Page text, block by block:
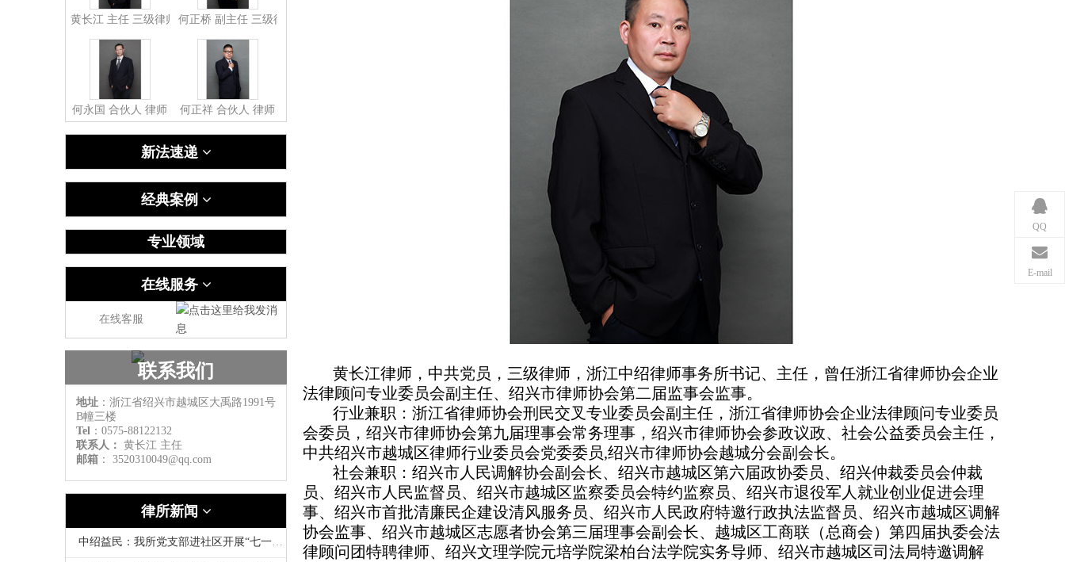
黄长江 主任 三级律师 何正桥 副主任 三级律师
何永国 合伙人 律师 何正祥 合伙人 律师
新法速递
经典案例
专业领域
在线服务
在线客服
联系我们
地址 ：浙江省绍兴市越城区大禹路1991号
B幢三楼
Tel ：0575-88122132
联系人： 黄长江 主任
邮箱 ： 3520310049@qq.com
律所新闻
中绍益民：我所党支部进社区开展“七一”慰问老党员活动
黄长江律师，中共党员，三级律师，浙江中绍律师事务所书记、主任，曾任浙江省律师协会企业
法律顾问专业委员会副主任、绍兴市律师协会第二届监事会监事。
行业兼职：浙江省律师协会刑民交叉专业委员会副主任，浙江省律师协会企业法律顾问专业委员
会委员，绍兴市律师协会第九届理事会常务理事，绍兴市律师协会参政议政、社会公益委员会主任，
中共绍兴市越城区律师行业委员会党委委员,绍兴市律师协会越城分会副会长。
社会兼职：绍兴市人民调解协会副会长、绍兴市越城区第六届政协委员、绍兴仲裁委员会仲裁
员、绍兴市人民监督员、绍兴市越城区监察委员会特约监察员、绍兴市退役军人就业创业促进会理
事、绍兴市首批清廉民企建设清风服务员、绍兴市人民政府特邀行政执法监督员、绍兴市越城区调解
协会监事、绍兴市越城区志愿者协会第三届理事会副会长、越城区工商联（总商会）第四届执委会法
律顾问团特聘律师、绍兴文理学院元培学院梁柏台法学院实务导师、绍兴市越城区司法局特邀调解
QQ
E-mail